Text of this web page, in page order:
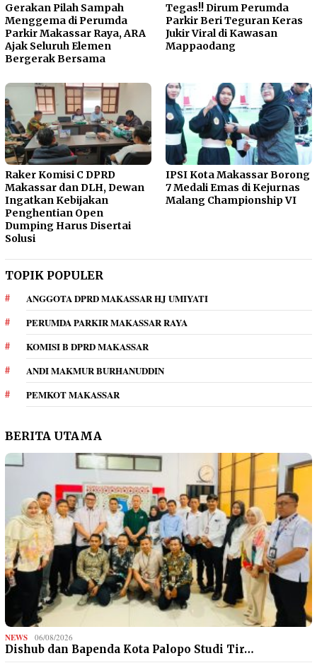
Gerakan Pilah Sampah
Menggema di Perumda
Parkir Makassar Raya, ARA
Ajak Seluruh Elemen
Bergerak Bersama
Tegas!! Dirum Perumda
Parkir Beri Teguran Keras
Jukir Viral di Kawasan
Mappaodang
Raker Komisi C DPRD
Makassar dan DLH, Dewan
Ingatkan Kebijakan
Penghentian Open
Dumping Harus Disertai
Solusi
IPSI Kota Makassar Borong
7 Medali Emas di Kejurnas
Malang Championship VI
TOPIK POPULER
ANGGOTA DPRD MAKASSAR HJ UMIYATI
PERUMDA PARKIR MAKASSAR RAYA
KOMISI B DPRD MAKASSAR
ANDI MAKMUR BURHANUDDIN
PEMKOT MAKASSAR
BERITA UTAMA
NEWS 06/08/2026
Dishub dan Bapenda Kota Palopo Studi Tir…